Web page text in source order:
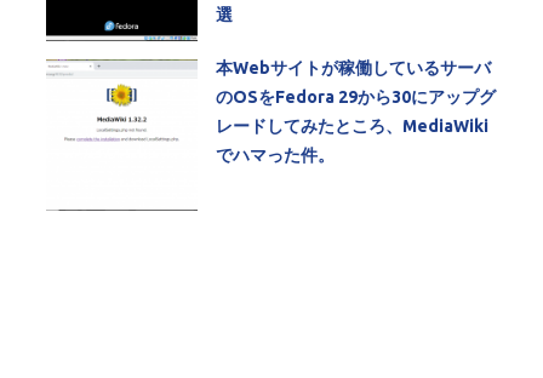
選
本Webサイトが稼働しているサーバ
のOSをFedora 29から30にアップグ
レードしてみたところ、MediaWiki
でハマった件。